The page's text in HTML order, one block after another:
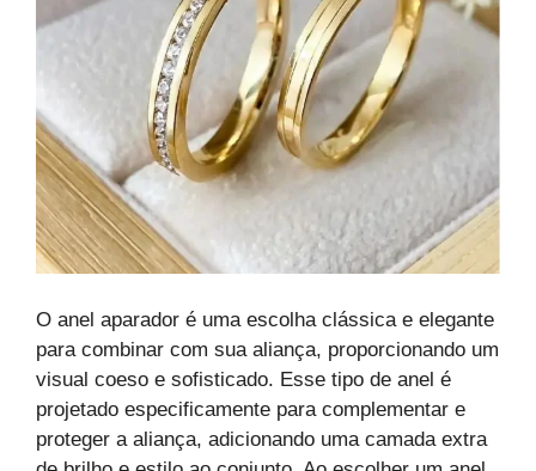
O anel aparador é uma escolha clássica e elegante
para combinar com sua aliança, proporcionando um
visual coeso e sofisticado. Esse tipo de anel é
projetado especificamente para complementar e
proteger a aliança, adicionando uma camada extra